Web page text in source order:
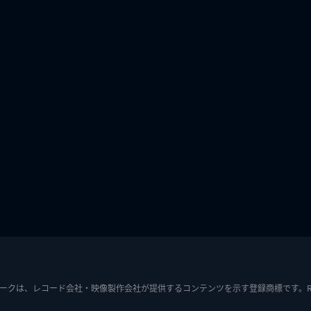
クは、レコード会社・映像製作会社が提供するコンテンツを示す登録商標です。